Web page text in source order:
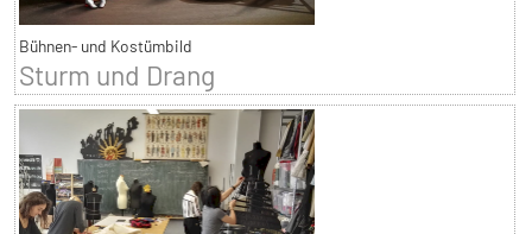
Bühnen- und Kostümbild
Sturm und Drang